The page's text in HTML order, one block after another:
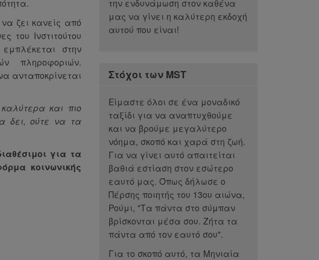
ζει κανείς από
του Ινστιτούτου
στην
πληροφοριών.
ανταποκρίνεται
και πιο
δει, ούτε να τα
για τα
κοινωνικής
την ενδυνάμωση στον καθένα
μας να γίνει η καλύτερη εκδοχή
αυτού που είναι!
Στόχοι των MST
Είμαστε όλοι σε ένα μοναδικό
ταξίδι για να αναπτυχθούμε
και να βρούμε μεγαλύτερο
νόημα, σκοπό και χαρά στη ζωή.
Για να γίνει αυτό απαιτείται
βαθιά εστίαση στον εσώτερο
εαυτό μας. Όπως δήλωσε ο
Πέρσης ποιητής του 13ου αιώνα,
Ρούμι, "Τα πάντα στο σύμπαν
βρίσκονται μέσα σου. Ζήτα τα
πάντα από τον εαυτό σου".
Για το σκοπό αυτό, τα Μηνιαία